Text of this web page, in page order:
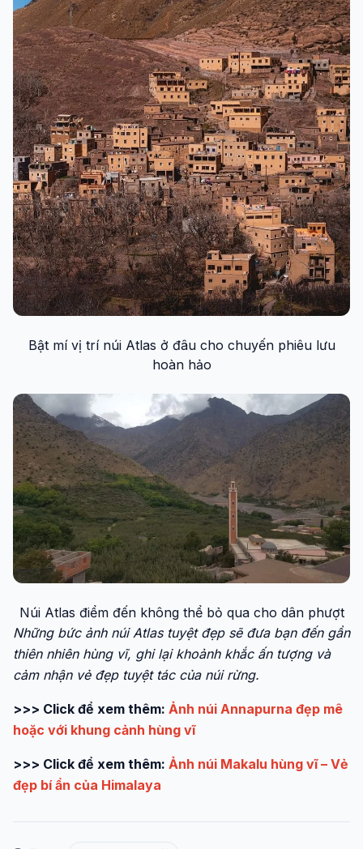
Bật mí vị trí núi Atlas ở đâu cho chuyến phiêu lưu
hoàn hảo
Núi Atlas điểm đến không thể bỏ qua cho dân phượt
Những bức ảnh núi Atlas tuyệt đẹp sẽ đưa bạn đến gần
thiên nhiên hùng vĩ, ghi lại khoảnh khắc ấn tượng và
cảm nhận vẻ đẹp tuyệt tác của núi rừng.
>>> Click để xem thêm: Ảnh núi Annapurna đẹp mê
hoặc với khung cảnh hùng vĩ
>>> Click để xem thêm: Ảnh núi Makalu hùng vĩ – Vẻ
đẹp bí ẩn của Himalaya